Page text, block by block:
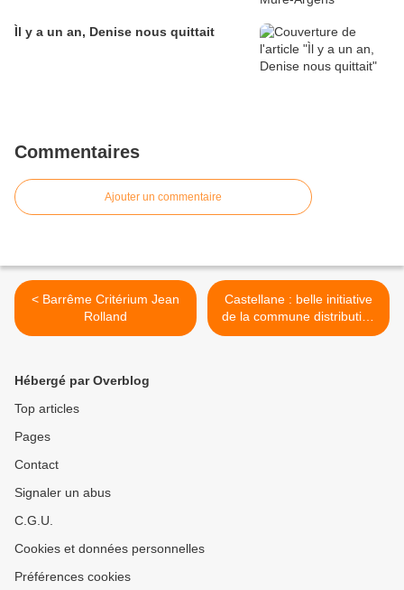
Ìl y a un an, Denise nous quittait
Commentaires
Ajouter un commentaire
< Barrême Critérium Jean
Rolland
Castellane : belle initiative
de la commune distribution
de plantes >
Hébergé par Overblog
Top articles
Pages
Contact
Signaler un abus
C.G.U.
Cookies et données personnelles
Préférences cookies